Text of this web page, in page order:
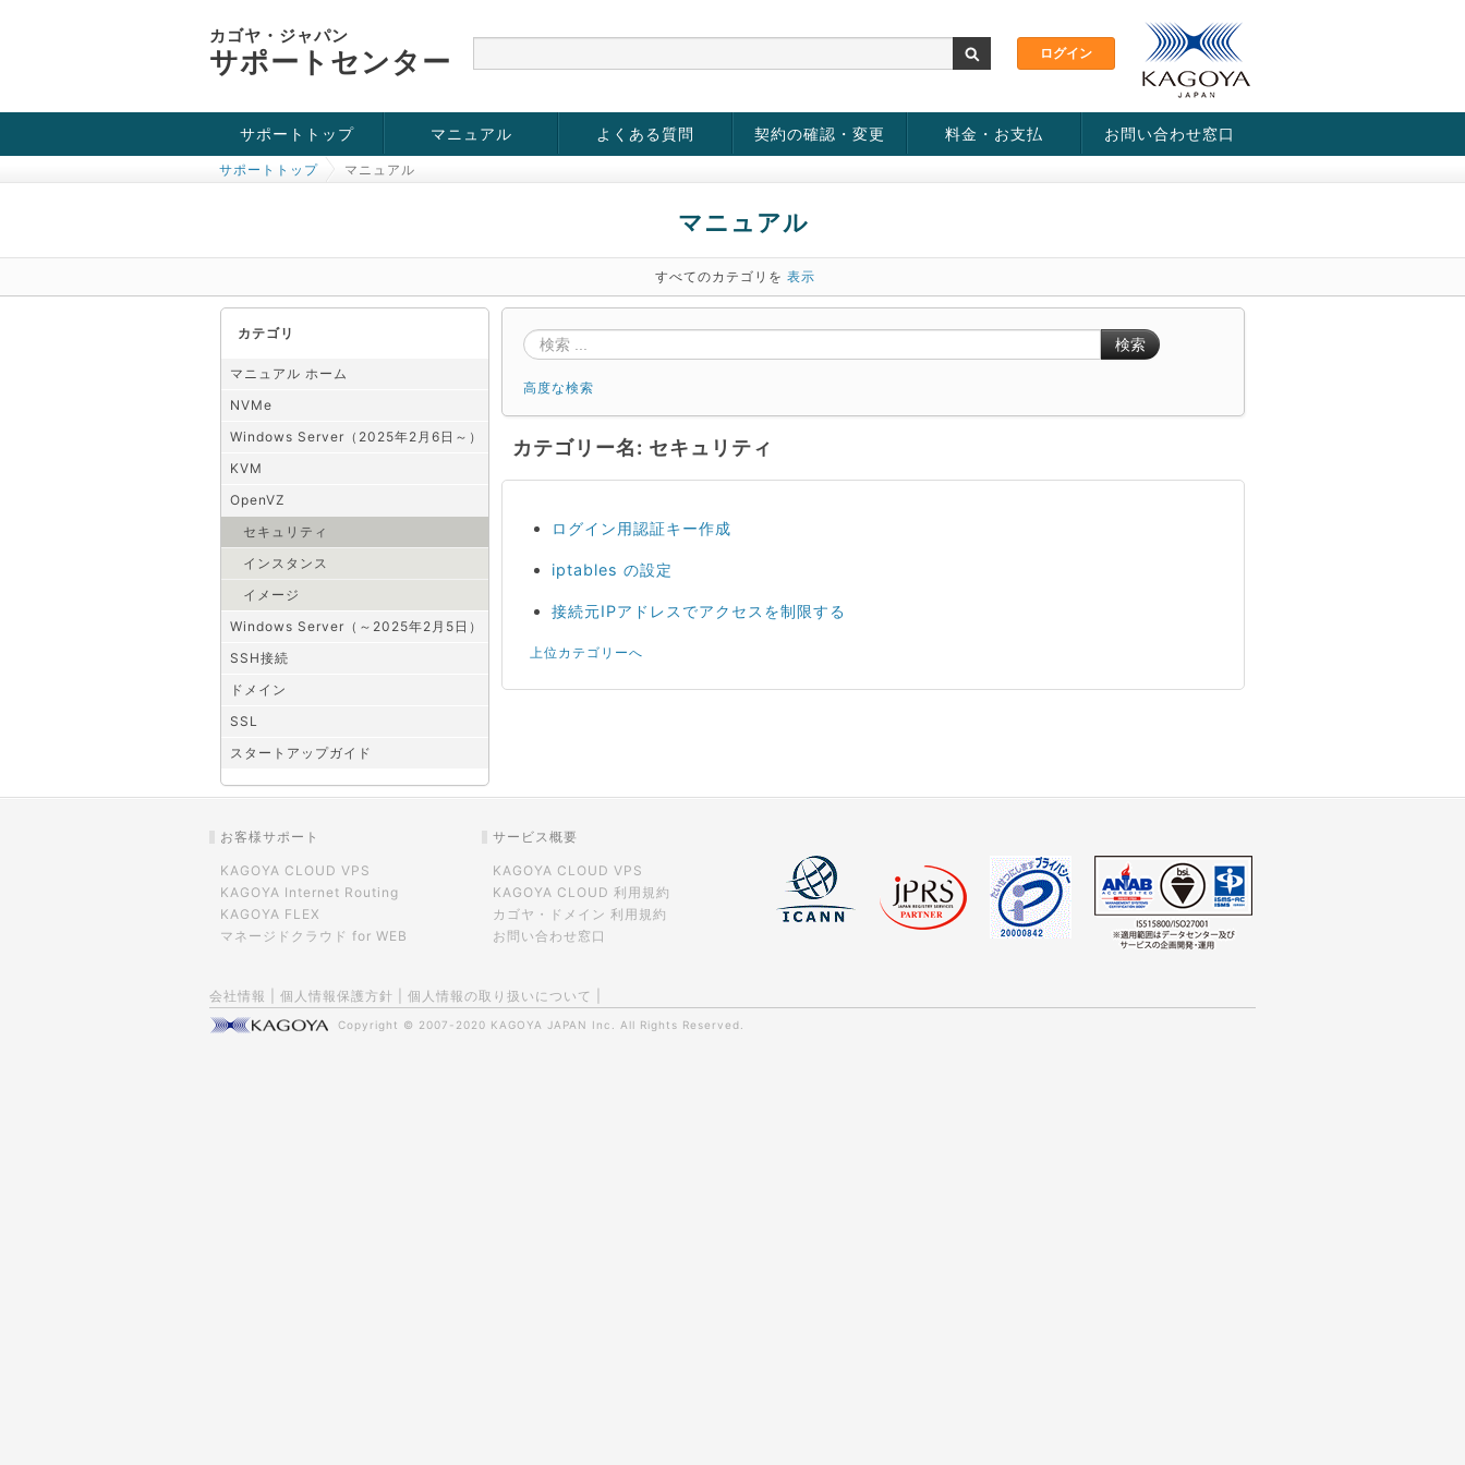
カゴヤ・ジャパン
サポートセンター
サポートトップ
お役立ち情報
チュートリアル
障害・メンテナンス情報
マニュアル
KVM
OpenVZ
Windows Server
SSH接続
ドメイン
SSL
よくある質問 契約の確認・変更 料金・お支払 お問い合わせ窓口
サポートトップ マニュアル
マニュアル
すべてのカテゴリを 表示
カテゴリ
マニュアル ホーム
NVMe
Windows Server（2025年2月6日～）
KVM
OpenVZ
セキュリティ
インスタンス
イメージ
Windows Server（～2025年2月5日）
SSH接続
ドメイン
SSL
スタートアップガイド
検索
高度な検索
カテゴリー名: セキュリティ
ログイン用認証キー作成
iptables の設定
接続元IPアドレスでアクセスを制限する
上位カテゴリーへ
お客様サポート
KAGOYA CLOUD VPS
KAGOYA Internet Routing
KAGOYA FLEX
マネージドクラウド for WEB
サービス概要
KAGOYA CLOUD VPS
KAGOYA CLOUD 利用規約
カゴヤ・ドメイン 利用規約
お問い合わせ窓口
会社情報 個人情報保護方針 個人情報の取り扱いについて
Copyright © 2007-2020 KAGOYA JAPAN Inc. All Rights Reserved.